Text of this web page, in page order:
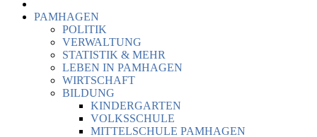
PAMHAGEN
POLITIK
VERWALTUNG
STATISTIK & MEHR
LEBEN IN PAMHAGEN
WIRTSCHAFT
BILDUNG
KINDERGARTEN
VOLKSSCHULE
MITTELSCHULE PAMHAGEN